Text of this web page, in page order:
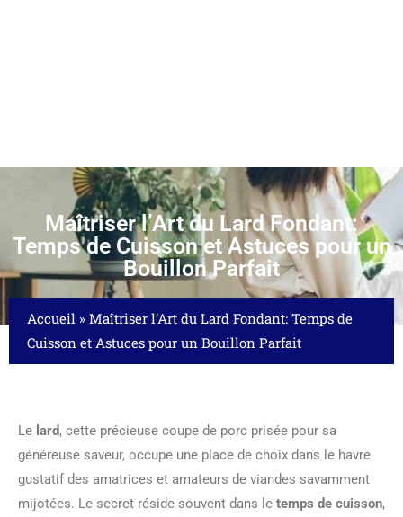
Maîtriser l’Art du Lard Fondant:
Temps de Cuisson et Astuces pour un
Bouillon Parfait
Accueil » Maîtriser l’Art du Lard Fondant: Temps de
Cuisson et Astuces pour un Bouillon Parfait
Le lard, cette précieuse coupe de porc prisée pour sa
généreuse saveur, occupe une place de choix dans le havre
gustatif des amatrices et amateurs de viandes savamment
mijotées. Le secret réside souvent dans le temps de cuisson,